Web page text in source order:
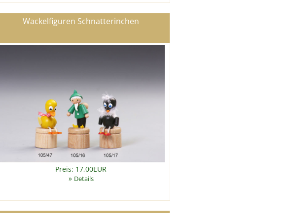
Wackelfiguren Schnatterinchen
Preis: 17,00EUR
» Details